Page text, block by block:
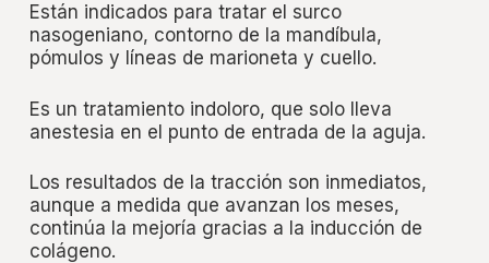
Están indicados para tratar el surco
nasogeniano, contorno de la mandíbula,
pómulos y líneas de marioneta y cuello.
Es un tratamiento indoloro, que solo lleva
anestesia en el punto de entrada de la aguja.
Los resultados de la tracción son inmediatos,
aunque a medida que avanzan los meses,
continúa la mejoría gracias a la inducción de
colágeno.